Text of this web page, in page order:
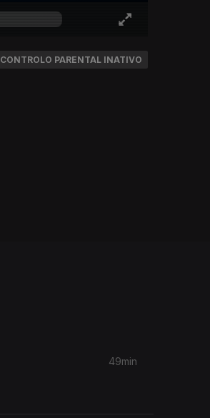
CONTROLO PARENTAL INATIVO
49min